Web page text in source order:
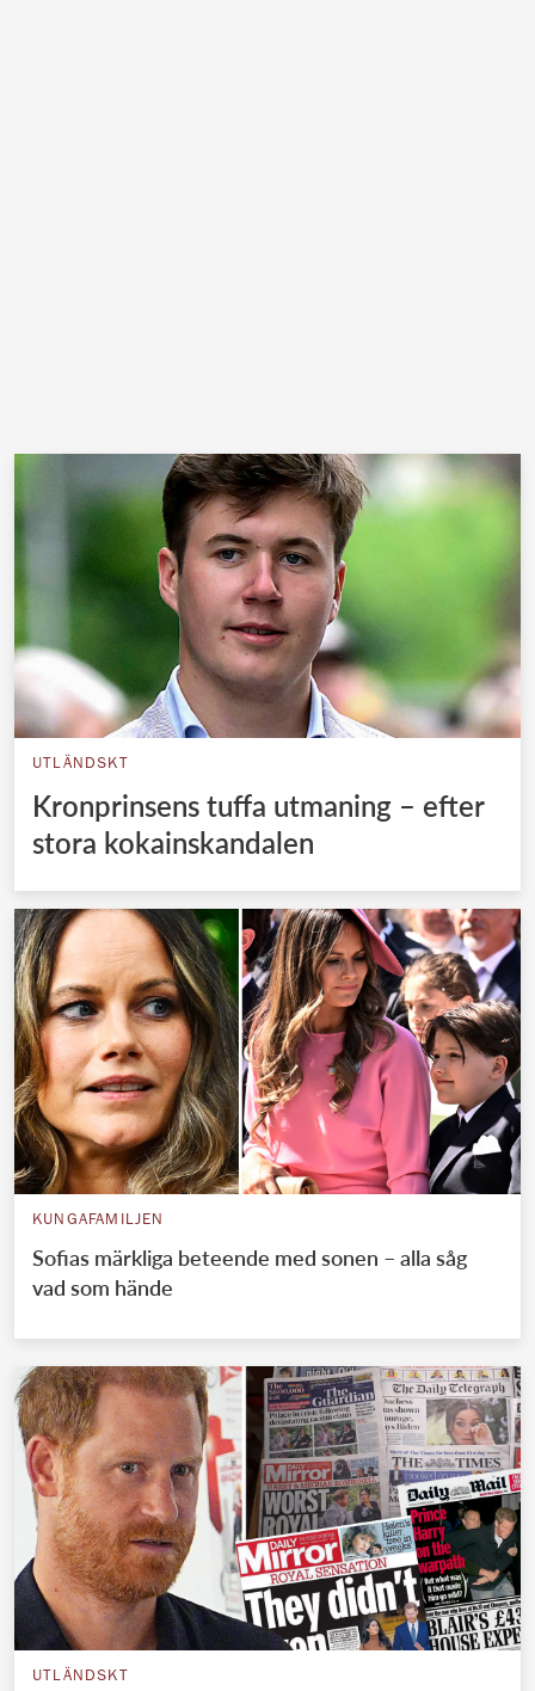
UTLÄNDSKT
Kronprinsens tuffa utmaning – efter
stora kokainskandalen
KUNGAFAMILJEN
Sofias märkliga beteende med sonen – alla såg
vad som hände
UTLÄNDSKT